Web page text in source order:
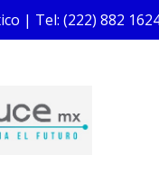
| Tel: (222) 882